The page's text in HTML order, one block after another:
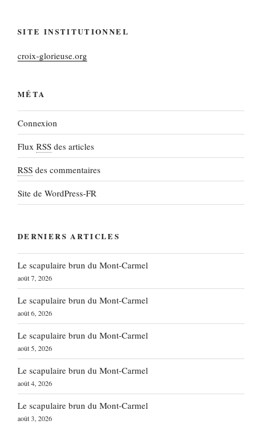
SITE INSTITUTIONNEL
croix-glorieuse.org
MÉTA
Connexion
Flux RSS des articles
RSS des commentaires
Site de WordPress-FR
DERNIERS ARTICLES
Le scapulaire brun du Mont-Carmel
août 7, 2026
Le scapulaire brun du Mont-Carmel
août 6, 2026
Le scapulaire brun du Mont-Carmel
août 5, 2026
Le scapulaire brun du Mont-Carmel
août 4, 2026
Le scapulaire brun du Mont-Carmel
août 3, 2026